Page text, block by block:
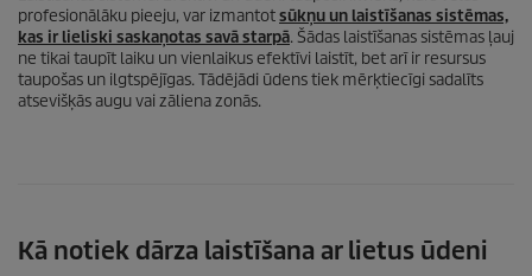
profesionālāku pieeju, var izmantotsūkņu un laistīšanas sistēmas,
kas ir lieliski saskaņotas savā starpā. Šādas laistīšanas sistēmas ļauj
ne tikai taupīt laiku un vienlaikus efektīvi laistīt, bet arī ir resursus
taupošas un ilgtspējīgas. Tādējādi ūdens tiek mērķtiecīgi sadalīts
atsevišķās augu vai zāliena zonās.
Kā notiek dārza laistīšana ar lietus ūdeni